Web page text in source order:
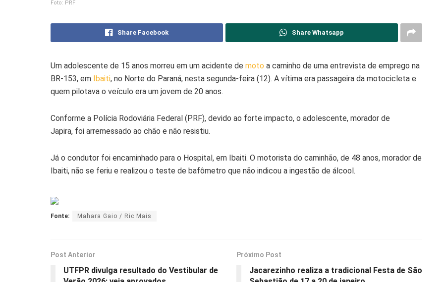
Foto: PRF
Share Facebook Share Whatsapp
Um adolescente de 15 anos morreu em um acidente de moto a caminho de uma entrevista de emprego na
BR-153, em Ibaiti, no Norte do Paraná, nesta segunda-feira (12). A vítima era passageira da motocicleta e
quem pilotava o veículo era um jovem de 20 anos.
Conforme a Polícia Rodoviária Federal (PRF), devido ao forte impacto, o adolescente, morador de
Japira, foi arremessado ao chão e não resistiu.
Já o condutor foi encaminhado para o Hospital, em Ibaiti. O motorista do caminhão, de 48 anos, morador de
Ibaiti, não se feriu e realizou o teste de bafômetro que não indicou a ingestão de álcool.
Fonte: Mahara Gaio / Ric Mais
Post Anterior
UTFPR divulga resultado do Vestibular de
Próximo Post
Jacarezinho realiza a tradicional Festa de São